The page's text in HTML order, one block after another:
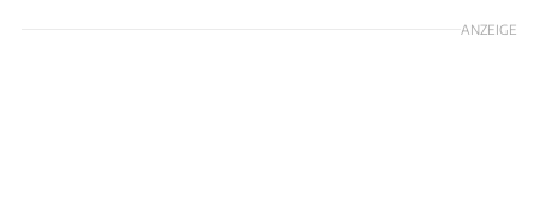
ANZEIGE